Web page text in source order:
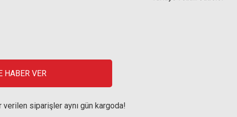
HABER VER
verilen siparişler aynı gün kargoda!